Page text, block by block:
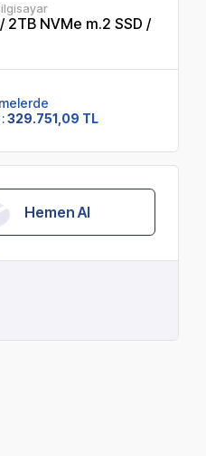
2TB NVMe m.2 SSD /
329.751,09 TL
Hemen Al